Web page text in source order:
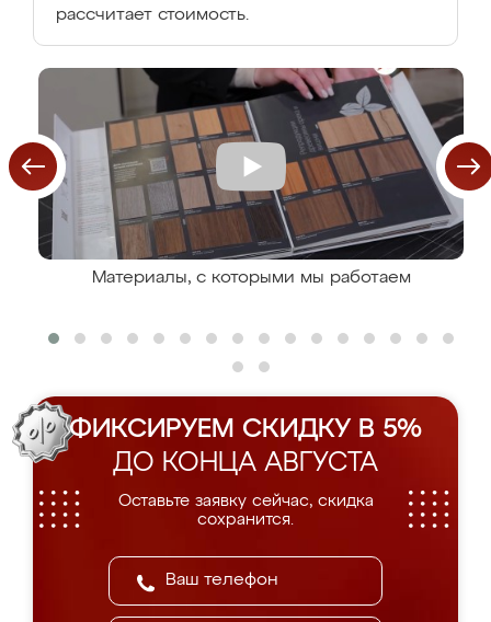
рассчитает стоимость.
Материалы, с которыми мы работаем
ФИКСИРУЕМ СКИДКУ В 5%
ДО КОНЦА АВГУСТА
Оставьте заявку сейчас, скидка
сохранится.